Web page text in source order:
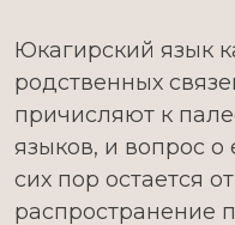
Юкагирский язык
родственных
причисляют к
языков, и вопрос
сих пор остается
распространение